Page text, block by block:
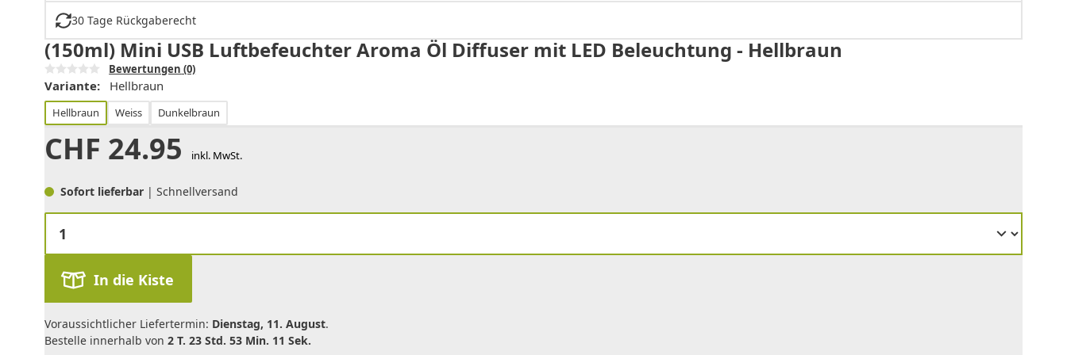
30 Tage Rückgaberecht
(150ml) Mini USB Luftbefeuchter Aroma Öl Diffuser mit LED Beleuchtung - Hellbraun
Bewertungen (0)
Variante: Hellbraun
Hellbraun Weiss Dunkelbraun
CHF 24.95 inkl. MwSt.
Sofort lieferbar | Schnellversand
In die Kiste
Voraussichtlicher Liefertermin: Dienstag, 11. August.
Bestelle innerhalb von 2 T. 23 Std. 53 Min. 11 Sek.